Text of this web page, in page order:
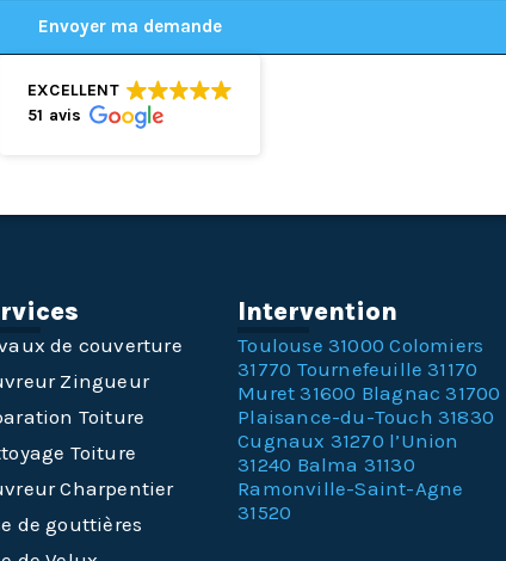
Envoyer ma demande
EXCELLENT
51 avis
de couverture
Zingueur
Toiture
Toiture
Charpentier
de gouttières
Intervention
Toulouse 31000 Colomiers
31770 Tournefeuille 31170
Muret 31600 Blagnac 31700
Plaisance-du-Touch 31830
Cugnaux 31270 l’Union
31240 Balma 31130
Ramonville-Saint-Agne
31520